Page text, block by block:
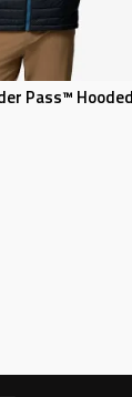
Pass™ Hooded